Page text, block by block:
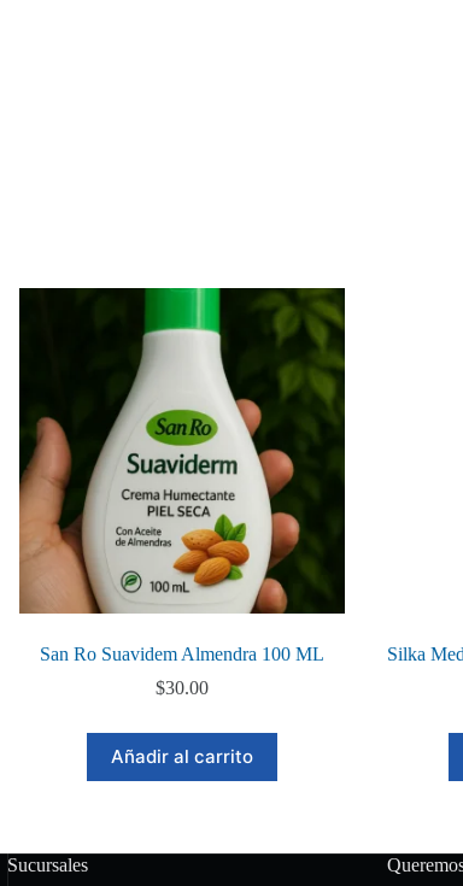
San Ro Suavidem Almendra 100 ML
$30.00
Añadir al carrito
Silka
Sucursales